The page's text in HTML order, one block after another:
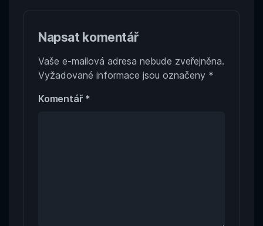
Napsat komentář
Vaše e-mailová adresa nebude zveřejněna.
Vyžadované informace jsou označeny *
Komentář *